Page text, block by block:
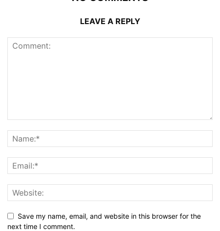
LEAVE A REPLY
Save my name, email, and website in this browser for the
next time I comment.